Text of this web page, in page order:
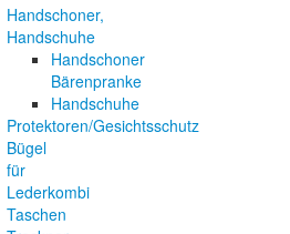
Handschoner,
Handschuhe
Handschoner
Bärenpranke
Handschuhe
Protektoren/Gesichtsschutz
Bügel
für
Lederkombi
Taschen